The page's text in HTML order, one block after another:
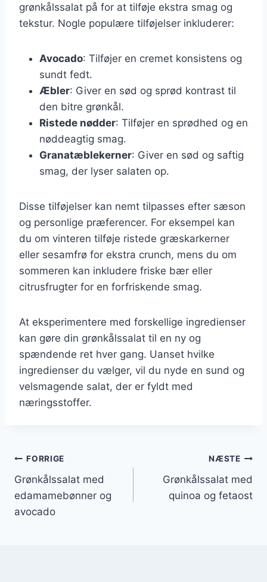
grønkålssalat på for at tilføje ekstra smag og
tekstur. Nogle populære tilføjelser inkluderer:
Avocado: Tilføjer en cremet konsistens og
sundt fedt.
Æbler: Giver en sød og sprød kontrast til
den bitre grønkål.
Ristede nødder: Tilføjer en sprødhed og en
nøddeagtig smag.
Granatæblekerner: Giver en sød og saftig
smag, der lyser salaten op.
Disse tilføjelser kan nemt tilpasses efter sæson
og personlige præferencer. For eksempel kan
du om vinteren tilføje ristede græskarkerner
eller sesamfrø for ekstra crunch, mens du om
sommeren kan inkludere friske bær eller
citrusfrugter for en forfriskende smag.
At eksperimentere med forskellige ingredienser
kan gøre din grønkålssalat til en ny og
spændende ret hver gang. Uanset hvilke
ingredienser du vælger, vil du nyde en sund og
velsmagende salat, der er fyldt med
næringsstoffer.
Indlægsnavigation
FORRIGE
Grønkålssalat med
edamamebønner og
avocado
NÆSTE
Grønkålssalat med
quinoa og fetaost